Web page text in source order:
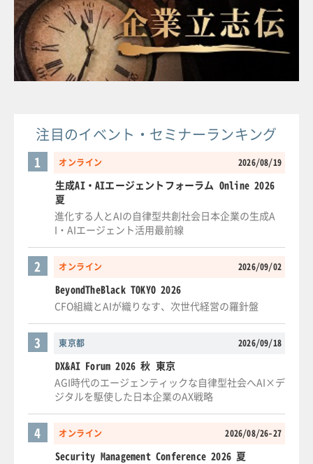
注目のイベント・セミナーランキング
オンライン 2026/08/19
1
生成AI・AIエージェントフォーラム Online 2026
夏
進化する人とAIの自律型共創社会日本企業の生成A
I・AIエージェント活用最前線
オンライン 2026/09/02
2
BeyondTheBlack TOKYO 2026
CFO組織とAIが織りなす、次世代経営の羅針盤
東京都 2026/09/18
3
DX&AI Forum 2026 秋 東京
AGI時代のエージェンティックな自律型社会へAI×デ
ジタルを駆使した日本企業のAX戦略
オンライン 2026/08/26-27
4
Security Management Conference 2026 夏